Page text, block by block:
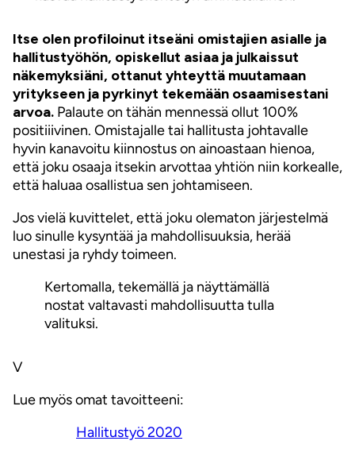
Itse olen profiloinut itseäni omistajien asialle ja
hallitustyöhön, opiskellut asiaa ja julkaissut
näkemyksiäni, ottanut yhteyttä muutamaan
yritykseen ja pyrkinyt tekemään osaamisestani
arvoa. Palaute on tähän mennessä ollut 100%
positiiivinen. Omistajalle tai hallitusta johtavalle
hyvin kanavoitu kiinnostus on ainoastaan hienoa,
että joku osaaja itsekin arvottaa yhtiön niin korkealle,
että haluaa osallistua sen johtamiseen.
Jos vielä kuvittelet, että joku olematon järjestelmä
luo sinulle kysyntää ja mahdollisuuksia, herää
unestasi ja ryhdy toimeen.
Kertomalla, tekemällä ja näyttämällä
nostat valtavasti mahdollisuutta tulla
valituksi.
V
Lue myös omat tavoitteeni:
Hallitustyö 2020